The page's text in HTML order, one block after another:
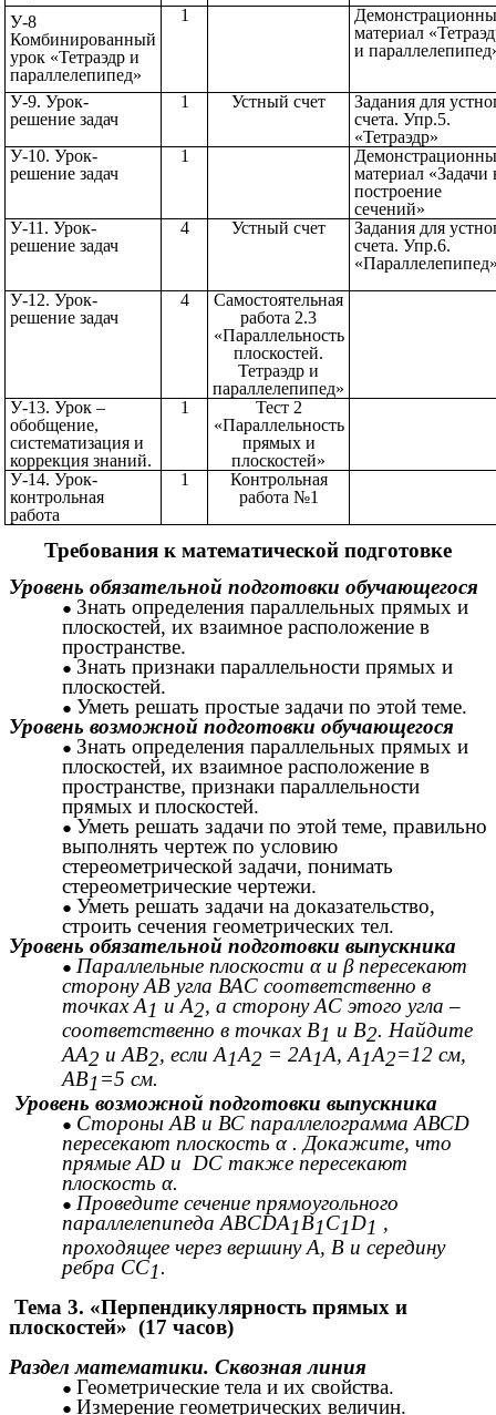
У-8
Комбинированный
урок «Тетраэдр и
параллелепипед»
1
материал
и
У-9. Урок-
решение задач
1 Устный счет
Задания для
счета. Упр.5.
У-10. Урок-
решение задач
1
материал «Задачи
построение
сечений»
У-11. Урок-
решение задач
4 Устный счет
Задания для
счета. Упр.6.
У-12. Урок-
решение задач
4
Самостоятельная
работа 2.3
«Параллельность
плоскостей.
Тетраэдр и
параллелепипед»
У-13. Урок –
обобщение,
систематизация и
коррекция знаний.
1
Тест 2
«Параллельность
прямых и
плоскостей»
У-14. Урок-
контрольная
работа
1
Контрольная
работа №1
Требования к математической подготовке
Уровень обязательной подготовки обучающегося
Знать определения параллельных прямых и
плоскостей, их взаимное расположение в
пространстве.
Знать признаки параллельности прямых и
плоскостей.
Уметь решать простые задачи по этой теме.
Уровень возможной подготовки обучающегося
Знать определения параллельных прямых и
плоскостей, их взаимное расположение в
пространстве, признаки параллельности
прямых и плоскостей.
Уметь решать задачи по этой теме, правильно
выполнять чертеж по условию
стереометрической задачи, понимать
стереометрические чертежи.
Уметь решать задачи на доказательство,
строить сечения геометрических тел.
Уровень обязательной подготовки выпускника
Параллельные плоскости α и β пересекают
сторону АВ угла ВАС соответственно в
точках А1 и А2, а сторону АС этого угла –
соответственно в точках В1 и В2. Найдите
АА2 и АВ2, если А1А2 = 2А1А, А1А2=12 см,
АВ1 =5 см.
Уровень возможной подготовки выпускника
Стороны АВ и ВС параллелограмма АВСD
пересекают плоскость α . Докажите, что
прямые AD и DC также пересекают
плоскость α.
Проведите сечение прямоугольного
параллелепипеда ABCDA1B1C1D1 ,
проходящее через вершину А, В и середину
ребра СС1.
Тема 3. «Перпендикулярность прямых и
плоскостей» (17 часов)
Раздел математики. Сквозная линия
Геометрические тела и их свойства.
Измерение геометрических величин.